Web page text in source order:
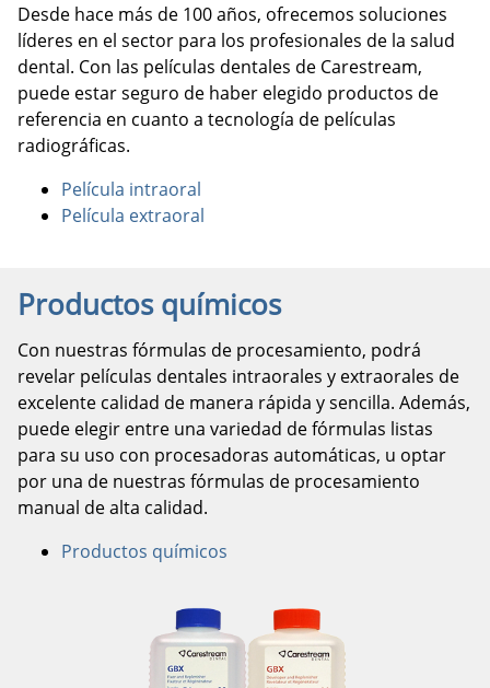
Desde hace más de 100 años, ofrecemos soluciones
líderes en el sector para los profesionales de la salud
dental. Con las películas dentales de Carestream,
puede estar seguro de haber elegido productos de
referencia en cuanto a tecnología de películas
radiográficas.
Película intraoral
Película extraoral
Productos químicos
Con nuestras fórmulas de procesamiento, podrá
revelar películas dentales intraorales y extraorales de
excelente calidad de manera rápida y sencilla. Además,
puede elegir entre una variedad de fórmulas listas
para su uso con procesadoras automáticas, u optar
por una de nuestras fórmulas de procesamiento
manual de alta calidad.
Productos químicos